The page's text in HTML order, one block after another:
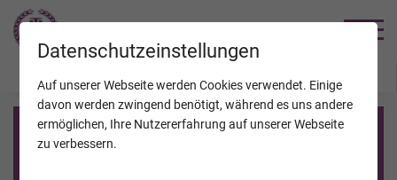
Registrierung auf TrauerHilfe.it
Datenschutzeinstellungen
Auf unserer Webseite werden Cookies verwendet. Einige
davon werden zwingend benötigt, während es uns andere
ermöglichen, Ihre Nutzererfahrung auf unserer Webseite
zu verbessern.
JAHRESTAGE KALENDER VERSTORBENE